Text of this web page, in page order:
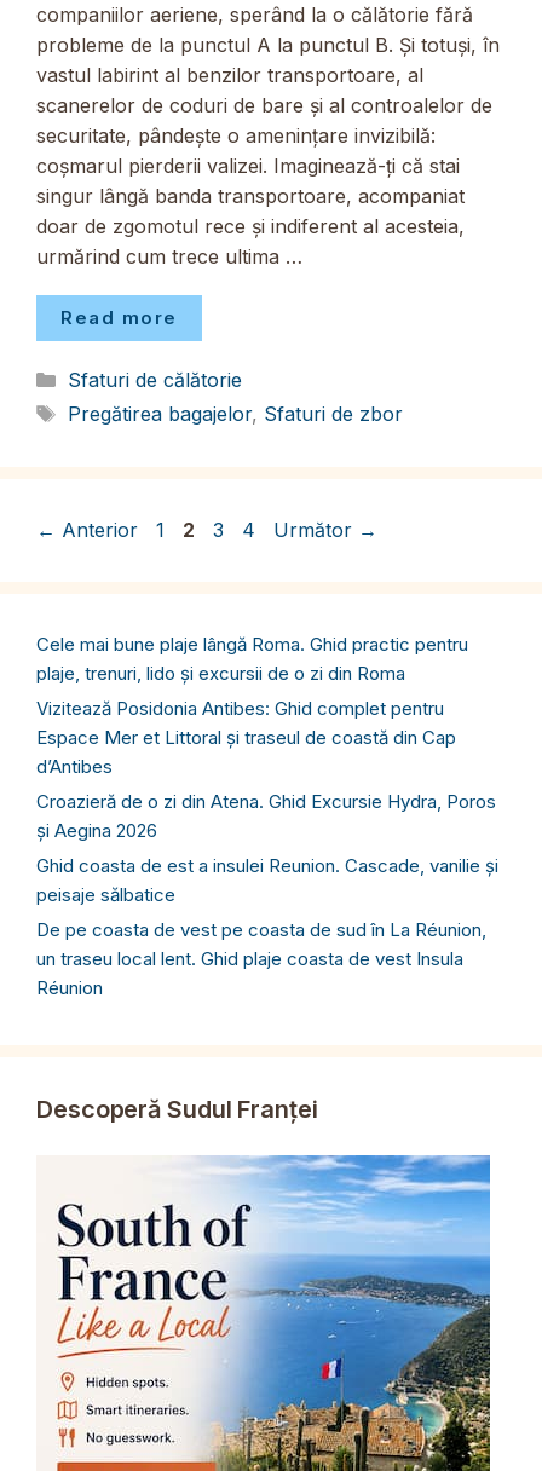
companiilor aeriene, sperând la o călătorie fără
probleme de la punctul A la punctul B. Și totuși, în
vastul labirint al benzilor transportoare, al
scanerelor de coduri de bare și al controalelor de
securitate, pândește o amenințare invizibilă:
coșmarul pierderii valizei. Imaginează-ți că stai
singur lângă banda transportoare, acompaniat
doar de zgomotul rece și indiferent al acesteia,
urmărind cum trece ultima …
Read more
Categorii
Sfaturi de călătorie
Etichete
Pregătirea bagajelor, Sfaturi de zbor
← Anterior Pagina
1 Pagina
2 Pagina
3 Pagina
4 Următor →
Cele mai bune plaje lângă Roma. Ghid practic pentru
plaje, trenuri, lido și excursii de o zi din Roma
Vizitează Posidonia Antibes: Ghid complet pentru
Espace Mer et Littoral și traseul de coastă din Cap
d’Antibes
Croazieră de o zi din Atena. Ghid Excursie Hydra, Poros
și Aegina 2026
Ghid coasta de est a insulei Reunion. Cascade, vanilie și
peisaje sălbatice
De pe coasta de vest pe coasta de sud în La Réunion,
un traseu local lent. Ghid plaje coasta de vest Insula
Réunion
Descoperă Sudul Franței